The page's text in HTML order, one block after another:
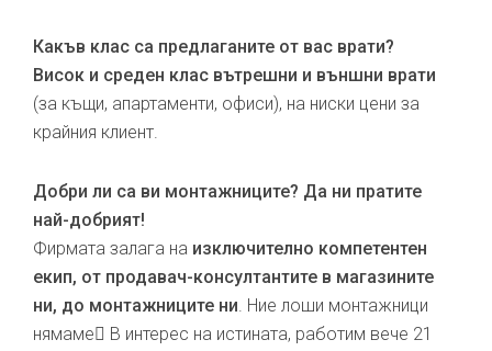
Какъв клас са предлаганите от вас врати?
Висок и среден клас вътрешни и външни врати
(за къщи, апартаменти, офиси), на ниски цени за
крайния клиент.
Добри ли са ви монтажниците? Да ни пратите
най-добрият!
Фирмата залага на изключително компетентен
екип, от продавач-консултантите в магазините
ни, до монтажниците ни. Ние лоши монтажници
нямаме В интерес на истината, работим вече 21